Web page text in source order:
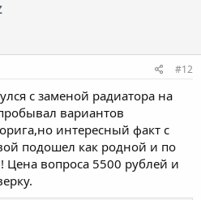
#12
с заменой радиатора на
вариантов
интересный факт с
подошел как родной и по
вопроса 5500 рублей и